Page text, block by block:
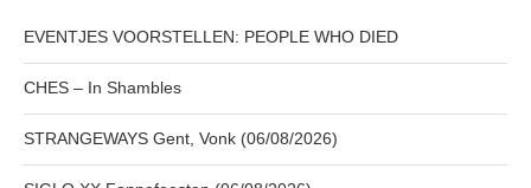
EVENTJES VOORSTELLEN: PEOPLE WHO DIED
CHES – In Shambles
STRANGEWAYS Gent, Vonk (06/08/2026)